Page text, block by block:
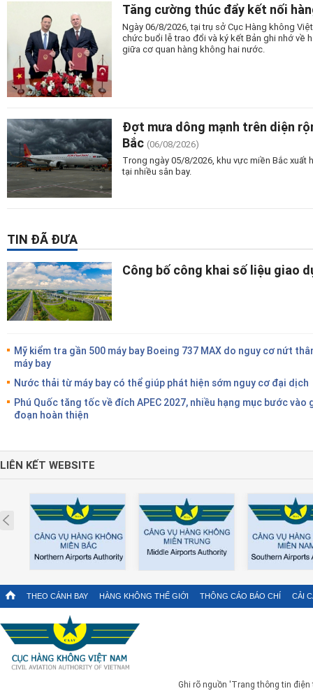
Tăng cường thúc đẩy kết nối
Ngày 06/8/2026, tại trụ sở Cục Hàng không
chức buổi lễ trao đổi và ký kết Bản ghi nhớ về
giữa cơ quan hàng không hai nước.
Đợt mưa dông mạnh trên diện
Bắc (06/08/2026)
Trong ngày 05/8/2026, khu vực miền Bắc
tại nhiều sân bay.
TIN ĐÃ ĐƯA
Công bố công khai số liệu giao
Mỹ kiểm tra gần 500 máy bay Boeing 737 MAX do nguy cơ nứt
máy bay
Nước thải từ máy bay có thể giúp phát hiện sớm nguy cơ đại dịch
Phú Quốc tăng tốc về đích APEC 2027, nhiều hạng mục bước vào
đoạn hoàn thiện
LIÊN KẾT WEBSITE
Prev
THEO CÁNH BAY HÀNG KHÔNG THẾ GIỚI THÔNG CÁO BÁO CHÍ CẢI
Ghi rõ nguồn 'Trang thông tin